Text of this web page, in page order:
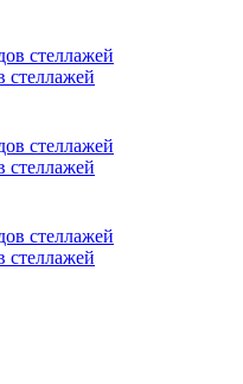
стеллажей
стеллажей
стеллажей